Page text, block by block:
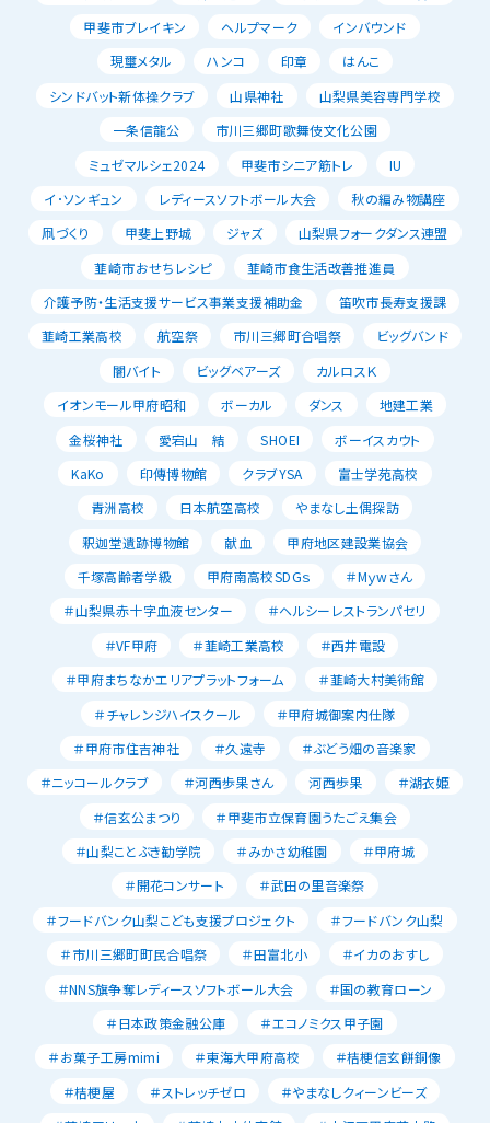
甲斐市ブレイキン
ヘルプマーク
インバウンド
現璽メタル
ハンコ 印章
はんこ
シンドバット新体操クラブ
山県神社
山梨県美容専門学校
一条信龍公
市川三郷町歌舞伎文化公園
ミュゼマルシェ2024
甲斐市シニア筋トレ
IU
イ･ソンギュン
レディースソフトボール大会
秋の編み物講座
凧づくり
甲斐上野城 ジャズ
山梨県フォークダンス連盟
韮崎市おせちレシピ
韮崎市食生活改善推進員
介護予防・生活支援サービス事業支援補助金
笛吹市長寿支援課
韮崎工業高校
航空祭 市川三郷町合唱祭
ビッグバンド
闇バイト
ビッグベアーズ
カルロスＫ
イオンモール甲府昭和
ボーカル ダンス
地建工業
金桜神社
愛宕山 結 SHOEI
ボーイスカウト
KaKo
印傳博物館 クラブYSA
富士学苑高校
青洲高校
日本航空高校
やまなし土偶探訪
釈迦堂遺跡博物館
献血
甲府地区建設業協会
千塚高齢者学級
甲府南高校SDGｓ
＃Mｙwさん
＃山梨県赤十字血液センター
＃ヘルシーレストランパセリ
＃VF甲府
＃韮崎工業高校
＃西井電設
＃甲府まちなかエリアプラットフォーム
＃韮崎大村美術館
＃チャレンジハイスクール
＃甲府城御案内仕隊
＃甲府市住吉神社
＃久遠寺
＃ぶどう畑の音楽家
＃ニッコールクラブ
＃河西歩果さん 河西歩果
＃湖衣姫
＃信玄公まつり
＃甲斐市立保育園うたごえ集会
＃山梨ことぶき勧学院
＃みかさ幼稚園
＃甲府城
＃開花コンサート
＃武田の里音楽祭
＃フードバンク山梨こども支援プロジェクト
＃フードバンク山梨
＃市川三郷町町民合唱祭
＃田富北小
＃イカのおすし
＃NNS旗争奪レディースソフトボール大会
＃国の教育ローン
＃日本政策金融公庫
＃エコノミクス甲子園
＃お菓子工房mimi
＃東海大甲府高校
＃桔梗信玄餅銅像
＃桔梗屋
＃ストレッチゼロ
＃やまなしクィーンビーズ